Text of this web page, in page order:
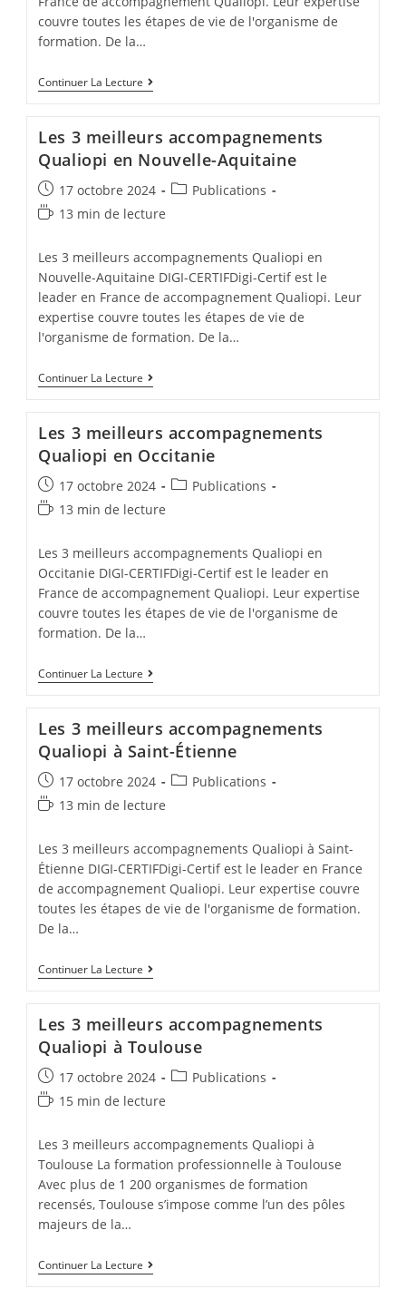
couvre toutes les étapes de vie de l'organisme de
formation. De la…
Continuer La Lecture Les
3
Qualiopi
En
Normandie
Les 3 meilleurs accompagnements
Qualiopi en Nouvelle-Aquitaine
Post
published:
17 octobre 2024
PostPublications
Temps
lecture :
13 min de lecture
Les 3 meilleurs accompagnements Qualiopi en
Nouvelle-Aquitaine DIGI-CERTIFDigi-Certif est le
leader en France de accompagnement Qualiopi. Leur
expertise couvre toutes les étapes de vie de
l'organisme de formation. De la…
Continuer La Lecture Les
3
Qualiopi
En
Nouvelle-
Aquitaine
Les 3 meilleurs accompagnements
Qualiopi en Occitanie
Post
published:
17 octobre 2024
PostPublications
Temps
lecture :
13 min de lecture
Les 3 meilleurs accompagnements Qualiopi en
Occitanie DIGI-CERTIFDigi-Certif est le leader en
France de accompagnement Qualiopi. Leur expertise
couvre toutes les étapes de vie de l'organisme de
formation. De la…
Continuer La Lecture Les
3
Qualiopi
En
Occitanie
Les 3 meilleurs accompagnements
Qualiopi à Saint-Étienne
Post
published:
17 octobre 2024
PostPublications
Temps
lecture :
13 min de lecture
Les 3 meilleurs accompagnements Qualiopi à Saint-
Étienne DIGI-CERTIFDigi-Certif est le leader en France
de accompagnement Qualiopi. Leur expertise couvre
toutes les étapes de vie de l'organisme de formation.
De la…
Continuer La Lecture Les
3
Qualiopi
À
Saint-
Étienne
Les 3 meilleurs accompagnements
Qualiopi à Toulouse
Post
published:
17 octobre 2024
PostPublications
Temps
lecture :
15 min de lecture
Les 3 meilleurs accompagnements Qualiopi à
Toulouse La formation professionnelle à Toulouse
Avec plus de 1 200 organismes de formation
recensés, Toulouse s’impose comme l’un des pôles
majeurs de la…
Continuer La Lecture Les
3